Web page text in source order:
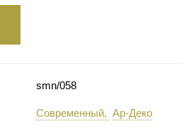
smn/058
Современный Ар-Деко